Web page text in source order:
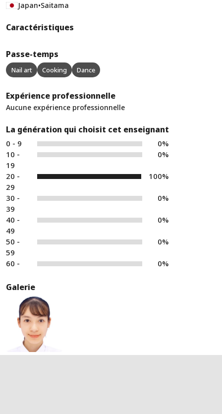
Japan•Saitama
Caractéristiques
Passe-temps
Nail art Cooking Dance
Expérience professionnelle
Aucune expérience professionnelle
La génération qui choisit cet enseignant
0 - 9
0%
10 -
19
0%
20 -
29
100%
30 -
39
0%
40 -
49
0%
50 -
59
0%
60 - 0%
Galerie